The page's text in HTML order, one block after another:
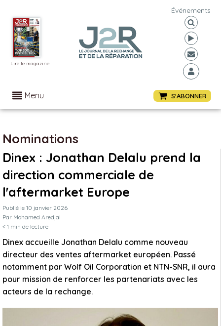
Lire le magazine
Événements
Menu S'ABONNER
Nominations
Dinex : Jonathan Delalu prend la
direction commerciale de
l'aftermarket Europe
Publié le 10 janvier 2026
Par Mohamed Aredjal
< 1 min de lecture
Dinex accueille Jonathan Delalu comme nouveau
directeur des ventes aftermarket européen. Passé
notamment par Wolf Oil Corporation et NTN-SNR, il aura
pour mission de renforcer les partenariats avec les
acteurs de la rechange.